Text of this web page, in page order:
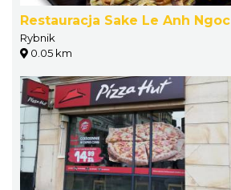
Restauracja Sake Le Anh Ngoc
Rybnik
0.05 km